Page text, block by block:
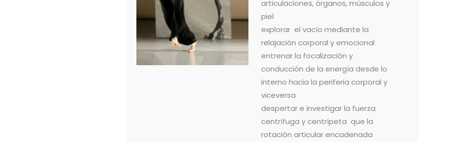
articulaciones, órganos, músculos y
piel
explorar el vacío mediante la
relajación corporal y emocional
entrenar la focalización y
conducción de la energía desde lo
interno hacia la periferia corporal y
viceversa
despertar e investigar la fuerza
centrífuga y centrípeta que la
rotación articular encadenada